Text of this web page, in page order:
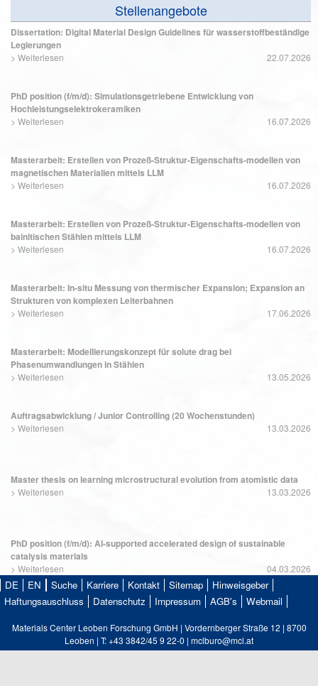
Stellenangebote
Dissertation: Digital Material Design Guidelines für wasserstoffbeständige
Legierungen
> Weiterlesen 22.07.2026
PhD position (f/m/d): Simulationsgetriebene Entwicklung von
Hochleistungselektrokeramiken
> Weiterlesen 16.07.2026
Masterarbeit: Erstellen von Prozeß-Struktur-Eigenschafts-modellen von
magnetischen Materialien mittels LLM
> Weiterlesen 16.07.2026
Masterarbeit: Erstellen von Prozeß-Struktur-Eigenschafts-modellen von
bainitischen Stählen mittels LLM
> Weiterlesen 16.07.2026
Masterarbeit: In-situ Messung von thermischer Expansion; Expansion an
Strukturen von komplexen Leiterbahnen
> Weiterlesen 17.06.2026
Masterarbeit: Modellierungskonzept für solute drag bei
Phasenumwandlungen in Stählen
> Weiterlesen 13.05.2026
Auftragsabwicklung / Junior Controlling (20 Wochenstunden)
> Weiterlesen 13.03.2026
Master thesis on learning microstructural evolution from atomistic data
> Weiterlesen 13.03.2026
PhD position (f/m/d): AI-supported accelerated design of sustainable
catalysis materials
> Weiterlesen 04.03.2026
DE EN Suche Karriere Kontakt Sitemap
Hinweisgeber
Haftungsauschluss
Datenschutz Impressum AGB's Webmail
Materials Center Leoben Forschung GmbH | Vordernberger Straße 12 | 8700
Leoben | T: +43 3842/45 9 22-0 | mclburo@mcl.at